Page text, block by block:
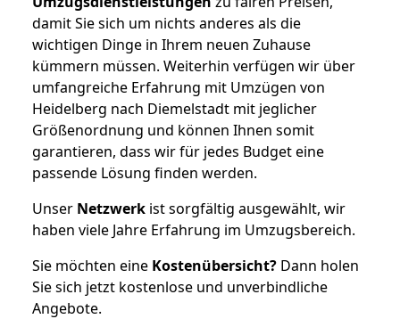
damit Sie sich um nichts anderes als die
wichtigen Dinge in Ihrem neuen Zuhause
kümmern müssen. Weiterhin verfügen wir über
umfangreiche Erfahrung mit Umzügen von
Heidelberg nach Diemelstadt mit jeglicher
Größenordnung und können Ihnen somit
garantieren, dass wir für jedes Budget eine
passende Lösung finden werden.
Unser Netzwerk ist sorgfältig ausgewählt, wir
haben viele Jahre Erfahrung im Umzugsbereich.
Sie möchten eine Kostenübersicht? Dann holen
Sie sich jetzt kostenlose und unverbindliche
Angebote.